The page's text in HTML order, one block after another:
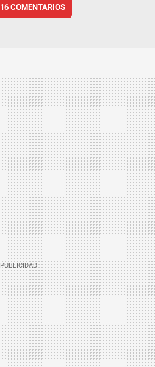
16 COMENTARIOS